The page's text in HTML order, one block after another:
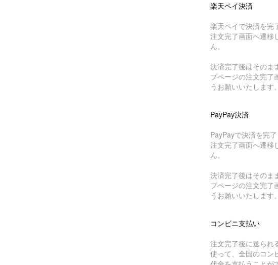
楽天ペイ決済
楽天ペイで決済を完
注文完了画面へ遷移
ん。
決済完了後はそのま
プページの注文完了
うお願いいたします。
PayPay決済
PayPayで決済を完
注文完了画面へ遷移
ん。
決済完了後はそのま
プページの注文完了
うお願いいたします。
コンビニ支払い
注文完了後に送られ
使って、全国のコン